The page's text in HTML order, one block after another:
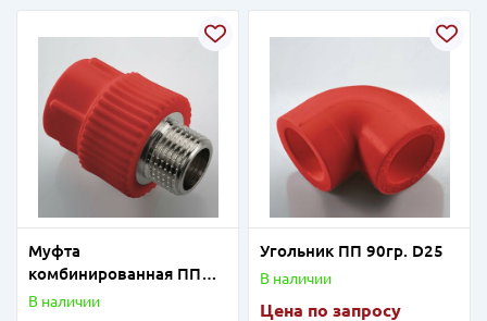
Муфта
комбинированная ПП
D20-1/2"HP
В наличии
Угольник ПП 90гр. D25
В наличии
Цена по запросу